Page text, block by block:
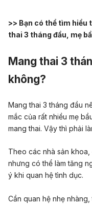
>> Bạn có thể tìm hiểu
thai 3 tháng đầu, mẹ
Mang thai 3
không?
Mang thai 3 tháng đầu
mắc của rất nhiều mẹ
mang thai. Vậy thì phải
Theo các nhà sản
nhưng có thể làm tăng
ý khi quan hệ tình dục.
Cần quan hệ nhẹ